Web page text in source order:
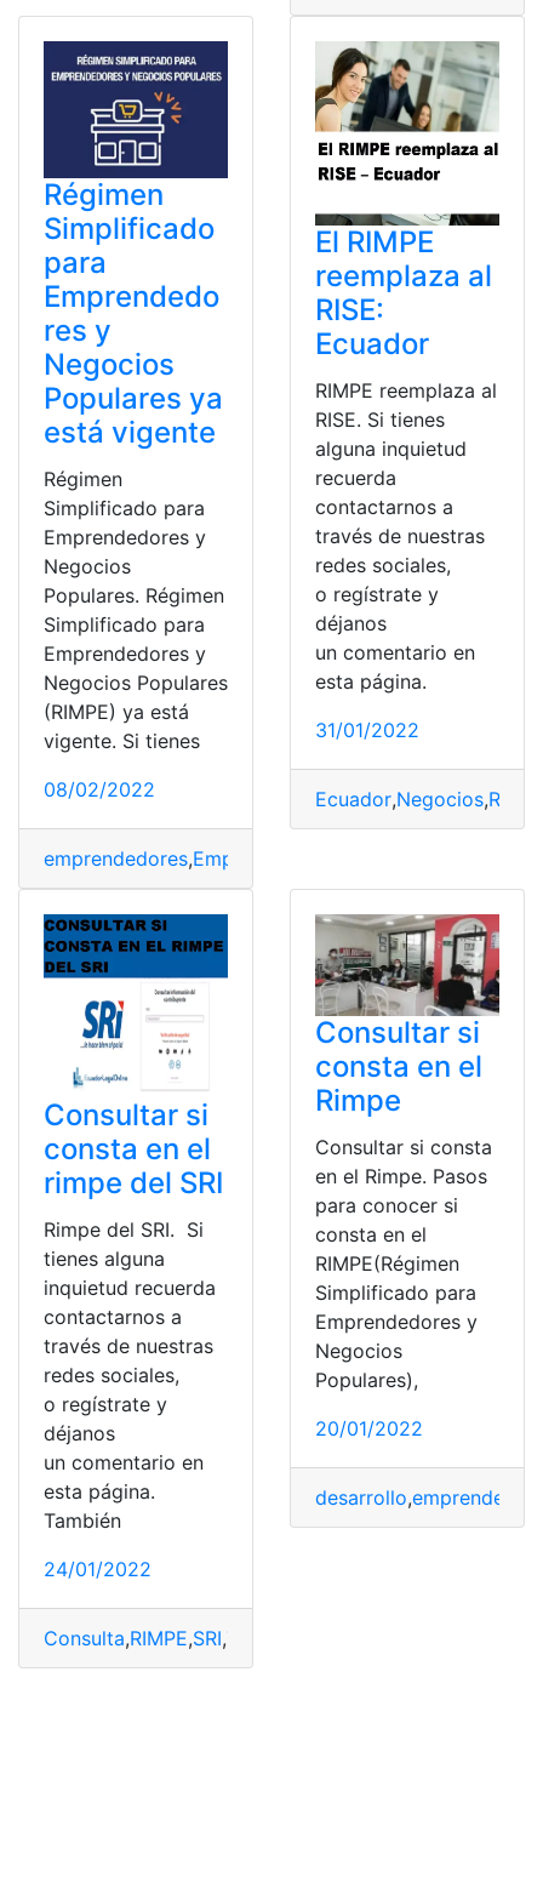
Régimen
Simplificado
para
Emprendedo
res y
Negocios
Populares ya
está vigente
Régimen
Simplificado para
Emprendedores y
Negocios
Populares. Régimen
Simplificado para
Emprendedores y
Negocios Populares
(RIMPE) ya está
vigente. Si tienes
08/02/2022
emprendedores,Emprendimiento
El RIMPE
reemplaza al
RISE:
Ecuador
RIMPE reemplaza al
RISE. Si tienes
alguna inquietud
recuerda
contactarnos a
través de nuestras
redes sociales,
o regístrate y
déjanos
un comentario en
esta página.
31/01/2022
Ecuador,Negocios,
Consultar si
consta en el
rimpe del SRI
Rimpe del SRI. Si
tienes alguna
inquietud recuerda
contactarnos a
través de nuestras
redes sociales,
o regístrate y
déjanos
un comentario en
esta página.
También
24/01/2022
Consulta,RIMPE,SRI,Tramites
Consultar si
consta en el
Rimpe
Consultar si consta
en el Rimpe. Pasos
para conocer si
consta en el
RIMPE(Régimen
Simplificado para
Emprendedores y
Negocios
Populares),
20/01/2022
desarrollo,